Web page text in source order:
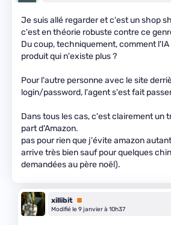
Je suis allé regarder et c'est un shop
c'est en théorie robuste contre ce
Du coup, techniquement, comment
produit qui n'existe plus ?
Pour l'autre personne avec le site
login/password, l'agent s'est fait
Dans tous les cas, c'est clairement un
part d'Amazon.
pas pour rien que j'évite amazon
arrive très bien sauf pour quelques
demandées au père noël).
xillibit Premium
Modifié le 9 janvier à 10h37